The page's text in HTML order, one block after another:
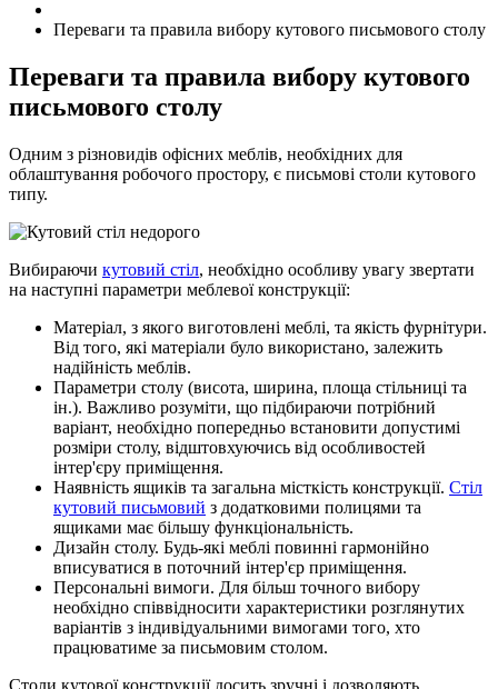
Переваги та правила вибору кутового письмового столу
Переваги та правила вибору кутового
письмового столу
Одним з різновидів офісних меблів, необхідних для
облаштування робочого простору, є письмові столи кутового
типу.
Вибираючи кутовий стіл, необхідно особливу увагу звертати
на наступні параметри меблевої конструкції:
Матеріал, з якого виготовлені меблі, та якість фурнітури.
Від того, які матеріали було використано, залежить
надійність меблів.
Параметри столу (висота, ширина, площа стільниці та
ін.). Важливо розуміти, що підбираючи потрібний
варіант, необхідно попередньо встановити допустимі
розміри столу, відштовхуючись від особливостей
інтер'єру приміщення.
Наявність ящиків та загальна місткість конструкції. Стіл
кутовий письмовий з додатковими полицями та
ящиками має більшу функціональність.
Дизайн столу. Будь-які меблі повинні гармонійно
вписуватися в поточний інтер'єр приміщення.
Персональні вимоги. Для більш точного вибору
необхідно співвідносити характеристики розглянутих
варіантів з індивідуальними вимогами того, хто
працюватиме за письмовим столом.
Столи кутової конструкції досить зручні і дозволяють